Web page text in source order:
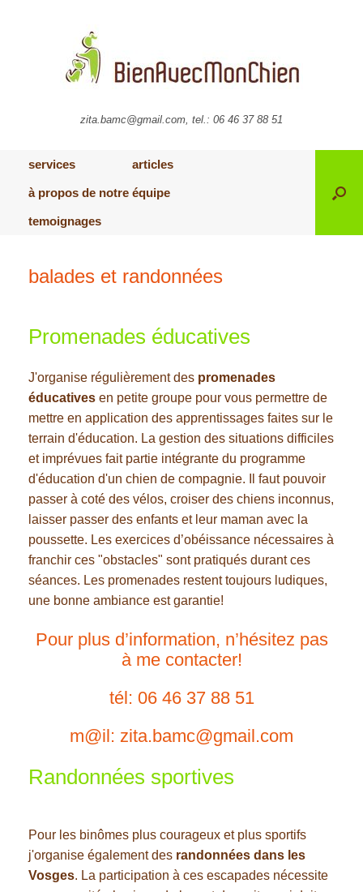
zita.bamc@gmail.com, tel.: 06 46 37 88 51
services articles
à propos de notre équipe
temoignages
balades et randonnées
Promenades éducatives
J'organise régulièrement des promenades
éducatives en petite groupe pour vous permettre de
mettre en application des apprentissages faites sur le
terrain d'éducation. La gestion des situations difficiles
et imprévues fait partie intégrante du programme
d'éducation d'un chien de compagnie. Il faut pouvoir
passer à coté des vélos, croiser des chiens inconnus,
laisser passer des enfants et leur maman avec la
poussette. Les exercices d’obéissance nécessaires à
franchir ces "obstacles" sont pratiqués durant ces
séances. Les promenades restent toujours ludiques,
une bonne ambiance est garantie!
Pour plus d’information, n’hésitez pas
à me contacter!
tél: 06 46 37 88 51
m@il: zita.bamc@gmail.com
Randonnées sportives
Pour les binômes plus courageux et plus sportifs
j'organise également des randonnées dans les
Vosges. La participation à ces escapades nécessite